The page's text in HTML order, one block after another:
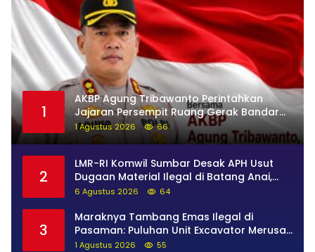
1
AKBP Agung Tribawanto Perintahkan
Jajaran Persempit Ruang Gerak Bandar
Narkoba di Pasaman Barat
1 Agustus 2026 66
2
LMR-RI Komwil Sumbar Desak APH Usut
Dugaan Material Ilegal di Batang Anai,
Dugaan Keterkaitan PT UHA Diminta
6 Agustus 2026 64
3
Maraknya Tambang Emas Ilegal di
Pasaman: Puluhan Unit Excavator Merusak
Alam, di Kawasan Muaro Sungai Lolo
1 Agustus 2026 55